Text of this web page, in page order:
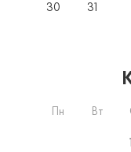
30 31
Пн Вт
1